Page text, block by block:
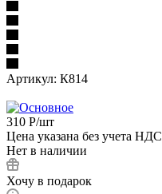
Артикул: К814
310 Р/шт
Цена указана без учета НДС
Нет в наличии
Хочу в подарок